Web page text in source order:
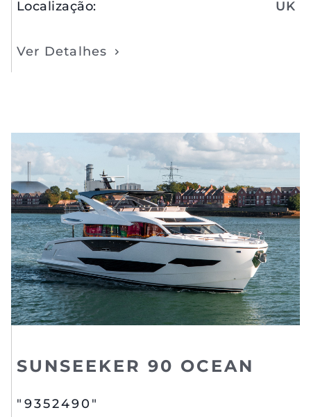
Localização: UK
Ver Detalhes
SUNSEEKER 90 OCEAN
"9352490"